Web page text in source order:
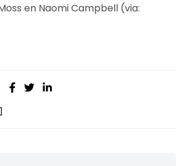
en Naomi Campbell (via: